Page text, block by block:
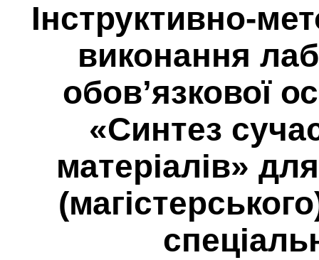
Інструктивно-
виконання
обов’язкової
«Синтез
матеріалів»